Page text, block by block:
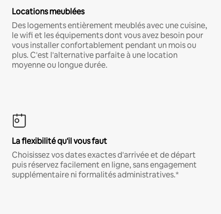
Locations meublées
Des logements entièrement meublés avec une cuisine,
le wifi et les équipements dont vous avez besoin pour
vous installer confortablement pendant un mois ou
plus. C'est l'alternative parfaite à une location
moyenne ou longue durée.
La flexibilité qu'il vous faut
Choisissez vos dates exactes d'arrivée et de départ
puis réservez facilement en ligne, sans engagement
supplémentaire ni formalités administratives.*